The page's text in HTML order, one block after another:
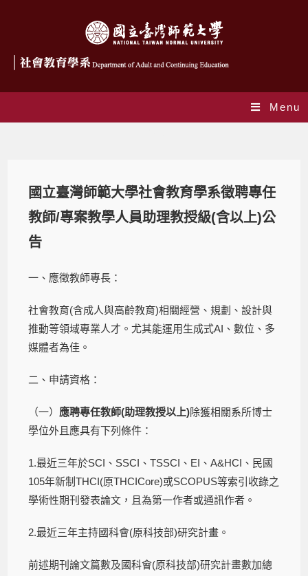
Menu
國立臺灣師範大學社會教育學系徵聘專任
教師/專案教學人員助理教授級(含以上)公
告
一、應徵教師專長：
社會教育(含成人與高齡教育)相關經營、規劃、設計與
推動等領域專業人才。尤其能運用生成式AI、數位、多
媒體者為佳。
二、申請資格：
（一） 應聘專任教師(助理教授以上)除獲相關系所博士
學位外且應具有下列條件：
1.最近三年於SCI、SSCI、TSSCI、EI、A&HCI、民國
105年新制THCI(原THCICore)或SCOPUS等索引收錄之
學術性期刊發表論文，且為第一作者或通訊作者。
2.最近三年主持國科會(原科技部)研究計畫。
前述期刊論文篇數及國科會(原科技部)研究計畫數加總